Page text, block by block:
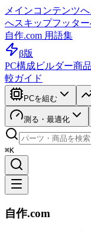
メインコンテンツ
へスキップフッタ
自作.com 用語集
β版
PC構成ビルダー商
較ガイド
PCを組む
測る・最適化
⌘K
自作.com